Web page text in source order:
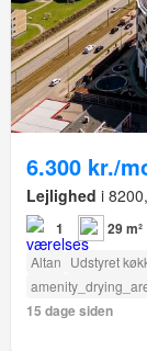
6.300 kr./
Lejlighed i
1 29 m²
Altan Udstyret
15 dage siden